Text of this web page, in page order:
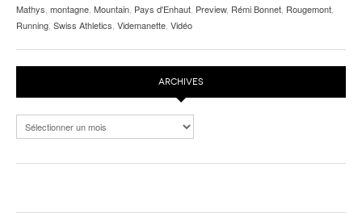
Mathys montagne Mountain Pays d'Enhaut Preview, Rémi Bonnet Rougemont
Running Swiss Athletics Videmanette Vidéo
ARCHIVES
Archives